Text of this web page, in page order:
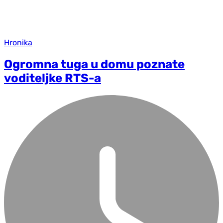
Hronika
Ogromna tuga u domu poznate
voditeljke RTS-a